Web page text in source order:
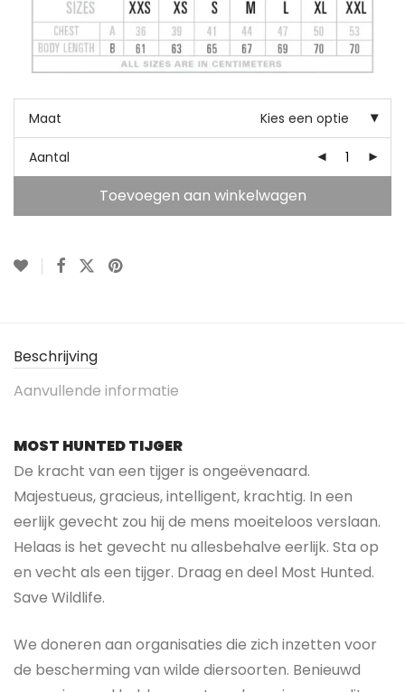
Maat Kies een optie
Aantal
Toevoegen aan winkelwagen
Beschrijving
Aanvullende informatie
MOST HUNTED TIJGER
De kracht van een tijger is ongeëvenaard.
Majestueus, gracieus, intelligent, krachtig. In een
eerlijk gevecht zou hij de mens moeiteloos verslaan.
Helaas is het gevecht nu allesbehalve eerlijk. Sta op
en vecht als een tijger. Draag en deel Most Hunted.
Save Wildlife.
We doneren aan organisaties die zich inzetten voor
de bescherming van wilde diersoorten. Benieuwd